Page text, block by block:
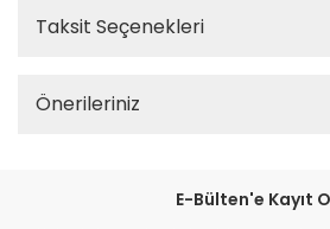
Taksit Seçenekleri
Önerileriniz
E-Bülten'e Kayıt